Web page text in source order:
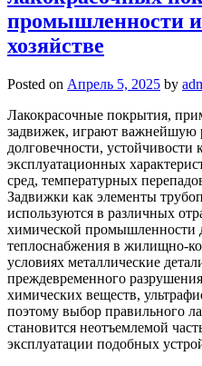
промышленности
хозяйстве
Posted on Апрель 5, 2025 by
Лакокрасочные покрытия,
задвижек, играют важнейшую
долговечности, устойчивости
эксплуатационных
сред, температурных
Задвижки как элементы
используются в различных
химической промышленности
теплоснабжения в жилищно-
условиях металлические
преждевременного
химических веществ,
поэтому выбор правильного
становится неотъемлемой
эксплуатации подобных